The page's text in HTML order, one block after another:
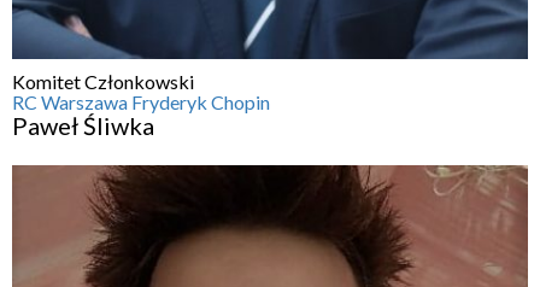
Komitet Członkowski
RC Warszawa Fryderyk Chopin
Paweł Śliwka